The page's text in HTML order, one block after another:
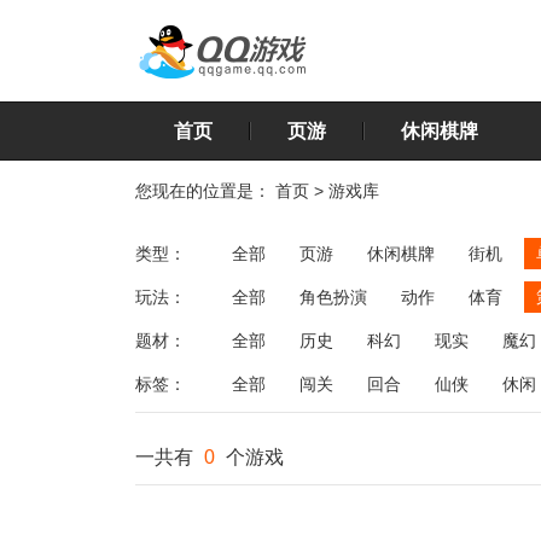
首页 页游 休闲棋牌
您现在的位置是： 首页 > 游戏库
类型： 全部 页游 休闲棋牌 街机
玩法： 全部 角色扮演 动作 体育
飞行
恋爱 第三人称射击 棋类
题材： 全部 历史 科幻 现实 魔幻
标签： 全部 闯关 回合 仙侠 休闲
一共有 0 个游戏